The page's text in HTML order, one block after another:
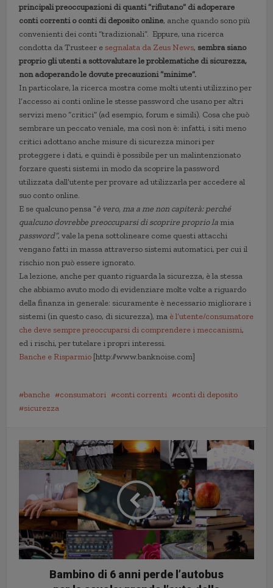
principali preoccupazioni di quanti “rifiutano” di adoperare
conti correnti o conti di deposito online, anche quando sono più
convenienti dei conti “tradizionali”. Eppure, una ricerca
condotta da Trusteer e segnalata da Zeus News, sembra siano
proprio gli utenti a sottovalutare le problematiche di sicurezza,
non adoperando le dovute precauzioni “minime”.
In particolare, la ricerca mostra come molti utenti utilizzino per
l’accesso ai conti online le stesse password che usano per altri
servizi meno “critici” (ad esempio, forum e simili). Cosa che può
sembrare un peccato veniale, ma così non è: infatti, i siti meno
critici adottano anche misure di sicurezza minori per
proteggere i dati, e quindi è possibile per un malintenzionato
forzare questi sistemi in modo da scoprire la password
utilizzata dall’utente per provare ad utilizzarla per accedere al
suo conto online.
E se qualcuno pensa “è vero, ma a me non capiterà: perché
qualcuno dovrebbe preoccuparsi di scoprire proprio la mia
password”, vale la pena sottolineare come questi attacchi
vengano fatti in massa attraverso sistemi automatici, per cui il
rischio non può essere ignorato.
La lezione, anche per quanto riguarda la sicurezza, è la stessa
che abbiamo avuto modo di evidenziare molte volte a riguardo
della finanza in generale: sicuramente è necessario migliorare i
sistemi (in questo caso, di sicurezza), ma è l’utente/consumatore
che deve sempre preoccuparsi di comprendere i meccanismi,
ed i rischi, per tutelare i propri interessi.
Banche e Risparmio [http://www.banknoise.com]
banche consumatori conti correnti
conti di deposito
sicurezza
Bambino di 6 anni perde l’autobus